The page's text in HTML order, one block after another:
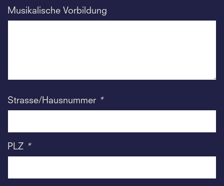
Musikalische Vorbildung
Strasse/Hausnummer *
PLZ *